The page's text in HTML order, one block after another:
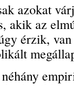
azokat
akik az
érzik,